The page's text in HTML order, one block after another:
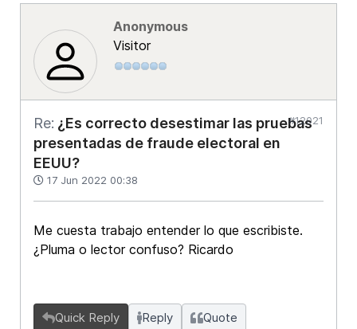
Anonymous
Visitor
Re: ¿Es correcto desestimar las pruebas
presentadas de fraude electoral en
EEUU?
17 Jun 2022 00:38
#12021
Me cuesta trabajo entender lo que escribiste.
¿Pluma o lector confuso? Ricardo
Quick Reply Reply Quote